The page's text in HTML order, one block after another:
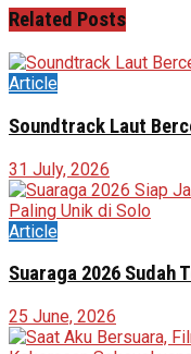
Related Posts
Article
Soundtrack Laut
31 July, 2026
Article
Suaraga 2026 Sudah
25 June, 2026